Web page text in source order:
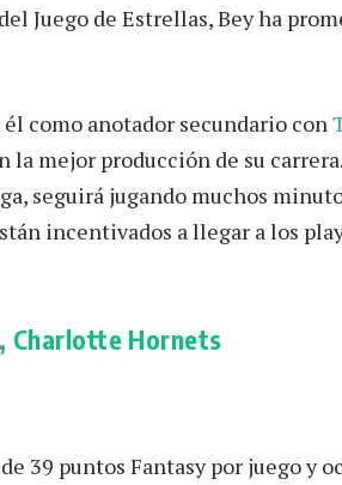
Juego de Estrellas, Bey ha
como anotador secundario con
la mejor producción de su
seguirá jugando muchos
incentivados a llegar a los
Charlotte Hornets
39 puntos Fantasy por juego y